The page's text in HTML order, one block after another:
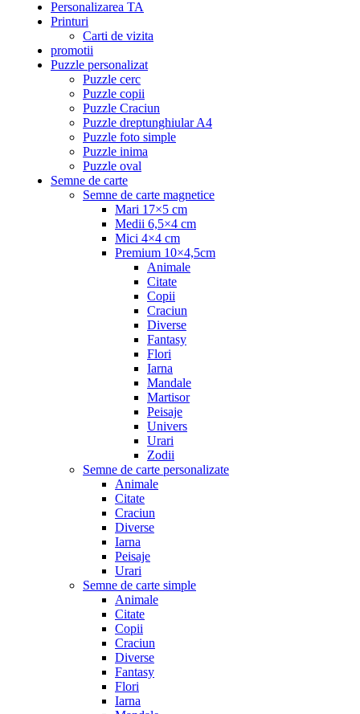
Personalizarea TA
Printuri
Carti de vizita
promotii
Puzzle personalizat
Puzzle cerc
Puzzle copii
Puzzle Craciun
Puzzle dreptunghiular A4
Puzzle foto simple
Puzzle inima
Puzzle oval
Semne de carte
Semne de carte magnetice
Mari 17×5 cm
Medii 6,5×4 cm
Mici 4×4 cm
Premium 10×4,5cm
Animale
Citate
Copii
Craciun
Diverse
Fantasy
Flori
Iarna
Mandale
Martisor
Peisaje
Univers
Urari
Zodii
Semne de carte personalizate
Animale
Citate
Craciun
Diverse
Iarna
Peisaje
Urari
Semne de carte simple
Animale
Citate
Copii
Craciun
Diverse
Fantasy
Flori
Iarna